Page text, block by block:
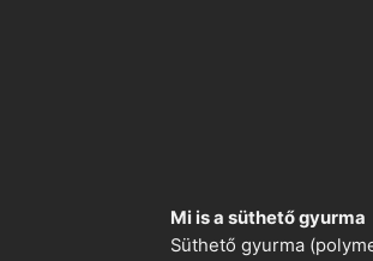
Mi is a süthető gyurma
Süthető gyurma